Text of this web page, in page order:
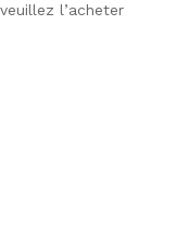
l’acheter